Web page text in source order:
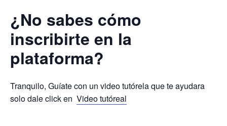
¿No sabes cómo
inscribirte en la
plataforma?
Tranquilo, Guíate con un video tutórela que te ayudara
solo dale click en Video tutóreal